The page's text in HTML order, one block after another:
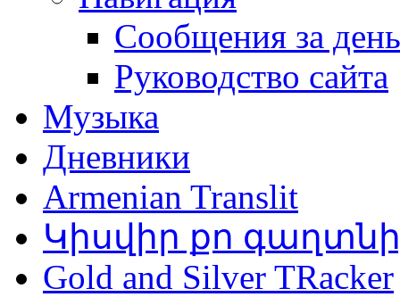
Сообщения за день
Руководство сайта
Музыка
Дневники
Armenian Translit
Կիսվիր քո
Gold and Silver TRacker